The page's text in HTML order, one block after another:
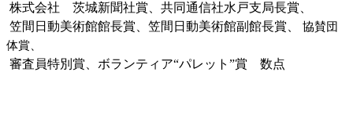
株式会社 茨城新聞社賞、共同通信社水戸支局長賞、
笠間日動美術館館長賞、笠間日動美術館副館長賞、
協賛団
体賞、
審査員特別賞、ボランティア“パレット”賞 数点